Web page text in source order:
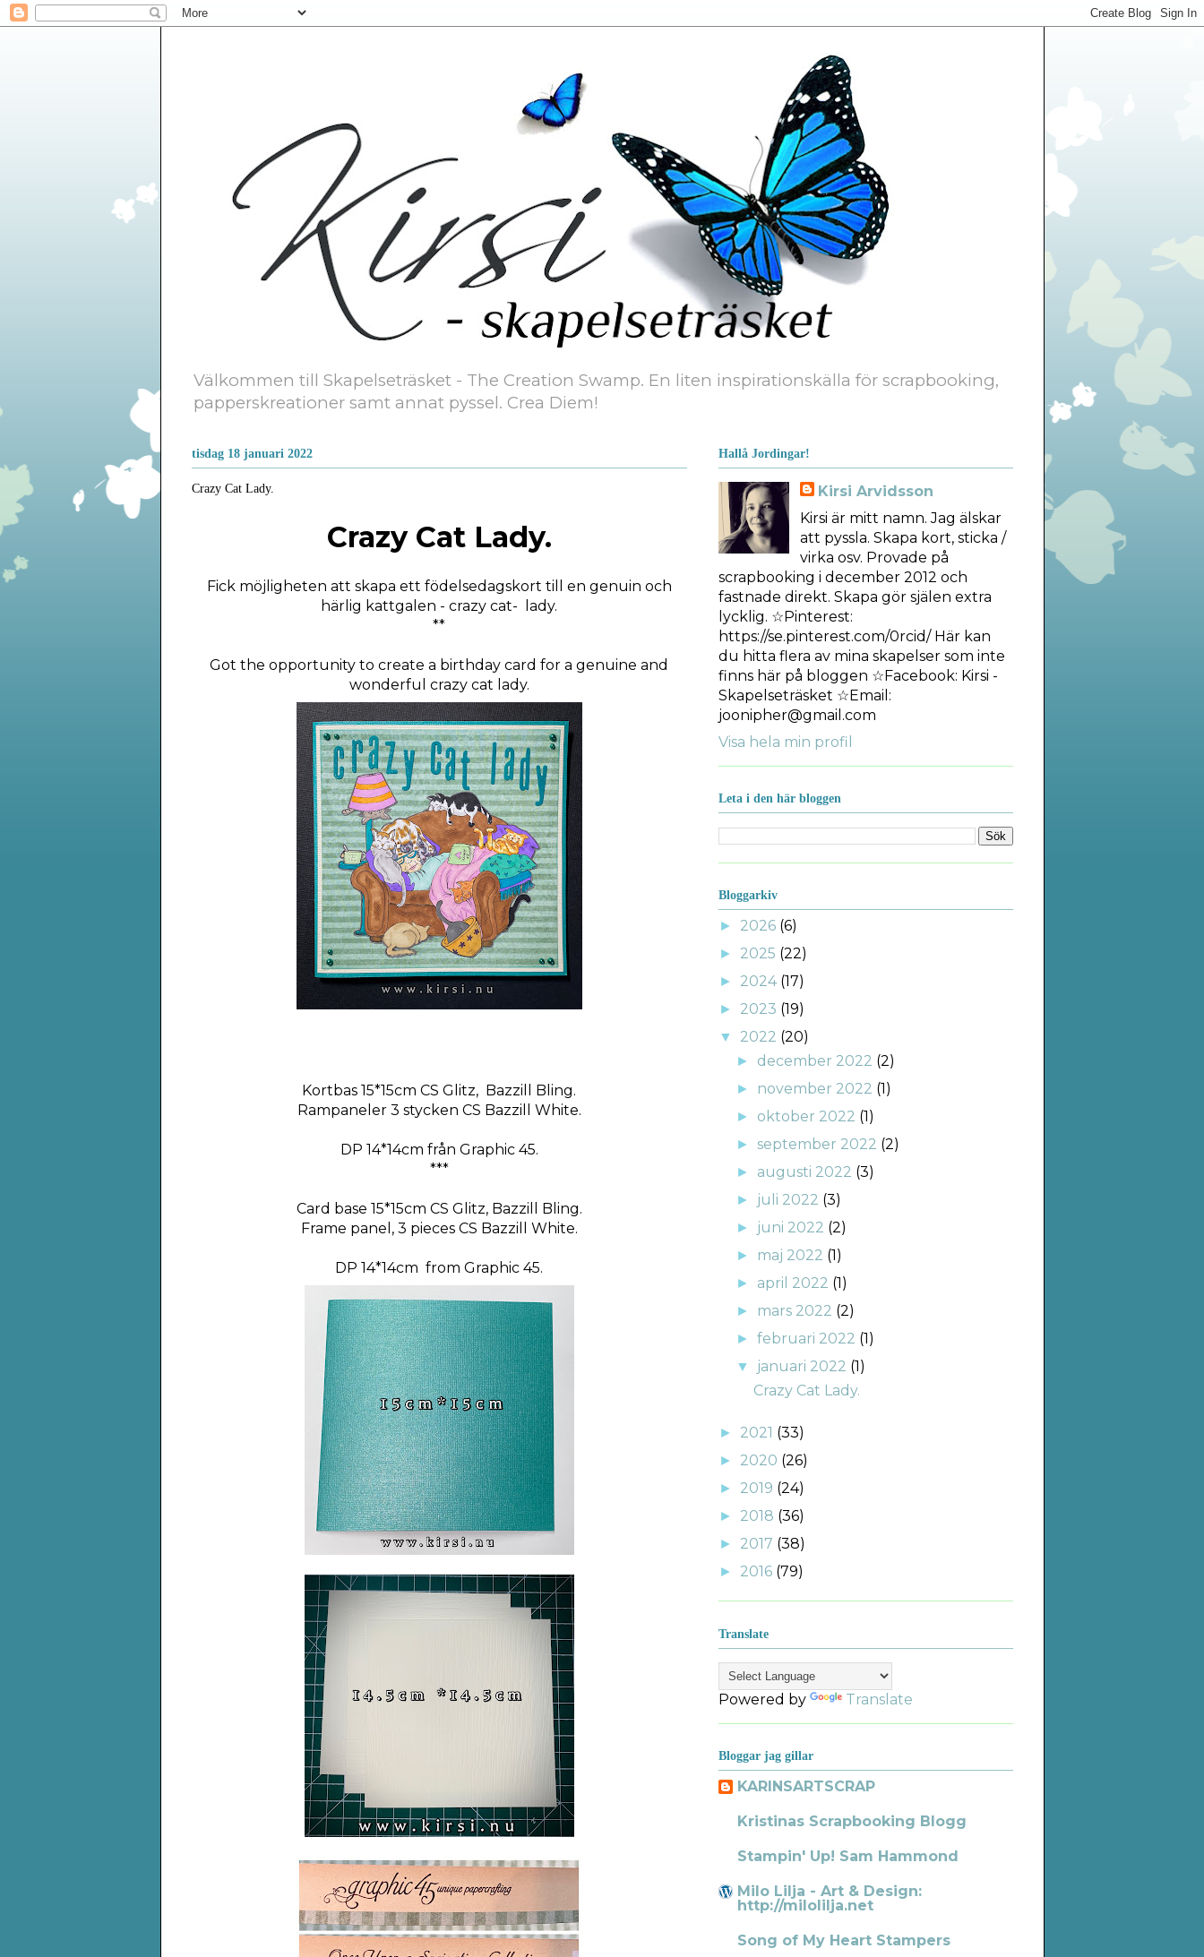
Välkommen till Skapelseträsket - The Creation Swamp. En liten inspirationskälla för scrapbooking,
papperskreationer samt annat pyssel. Crea Diem!
tisdag 18 januari 2022
Crazy Cat Lady.
Crazy Cat Lady.
Fick möjligheten att skapa ett födelsedagskort till en genuin och
härlig kattgalen - crazy cat- lady.
**
Got the opportunity to create a birthday card for a genuine and
wonderful crazy cat lady.
Kortbas 15*15cm CS Glitz, Bazzill Bling.
Rampaneler 3 stycken CS Bazzill White.
DP 14*14cm från Graphic 45.
***
Card base 15*15cm CS Glitz, Bazzill Bling.
Frame panel, 3 pieces CS Bazzill White.
DP 14*14cm from Graphic 45.
Hallå Jordingar!
Kirsi Arvidsson
Kirsi är mitt namn. Jag älskar
att pyssla. Skapa kort, sticka /
virka osv. Provade på
scrapbooking i december 2012 och
fastnade direkt. Skapa gör själen extra
lycklig. ☆Pinterest:
https://se.pinterest.com/0rcid/ Här kan
du hitta flera av mina skapelser som inte
finns här på bloggen ☆Facebook: Kirsi -
Skapelseträsket ☆Email:
joonipher@gmail.com
Visa hela min profil
Leta i den här bloggen
Bloggarkiv
► 2026 (6)
► 2025 (22)
► 2024 (17)
► 2023 (19)
▼ 2022 (20)
► december 2022 (2)
► november 2022 (1)
► oktober 2022 (1)
► september 2022 (2)
► augusti 2022 (3)
► juli 2022 (3)
► juni 2022 (2)
► maj 2022 (1)
► april 2022 (1)
► mars 2022 (2)
► februari 2022 (1)
▼ januari 2022 (1)
Crazy Cat Lady.
► 2021 (33)
► 2020 (26)
► 2019 (24)
► 2018 (36)
► 2017 (38)
► 2016 (79)
Translate
Powered by Translate
Bloggar jag gillar
KARINSARTSCRAP
Kristinas Scrapbooking Blogg
Stampin' Up! Sam Hammond
Milo Lilja - Art & Design:
http://milolilja.net
Song of My Heart Stampers